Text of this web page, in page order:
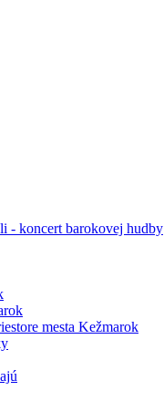
- koncert barokovej hudby
mesta Kežmarok